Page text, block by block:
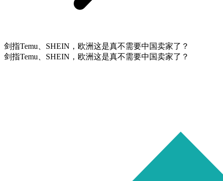
剑指Temu、SHEIN，欧洲这是真不需要中国卖家了？
剑指Temu、SHEIN，欧洲这是真不需要中国卖家了？